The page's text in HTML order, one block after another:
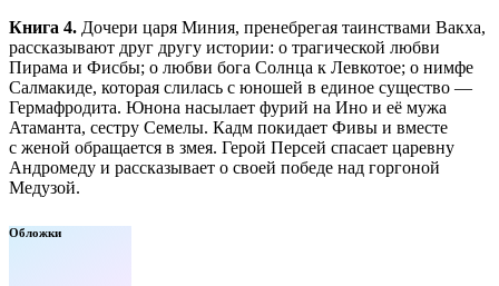
Книга 4. Дочери царя Миния, пренебрегая таинствами Вакха,
рассказывают друг другу истории: о трагической любви
Пирама и Фисбы; о любви бога Солнца к Левкотое; о нимфе
Салмакиде, которая слилась с юношей в единое существо —
Гермафродита. Юнона насылает фурий на Ино и её мужа
Атаманта, сестру Семелы. Кадм покидает Фивы и вместе
с женой обращается в змея. Герой Персей спасает царевну
Андромеду и рассказывает о своей победе над горгоной
Медузой.
Обложки